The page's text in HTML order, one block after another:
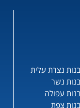
נצרת עלית
נשר
עפולה
צפת